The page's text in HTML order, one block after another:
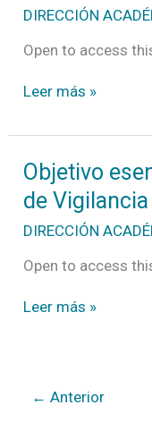
DIRECCIÓN
Open to access
los
Riesgos
de
Leer más »
Objetivo
de
DIRECCIÓN
Open to access
Objetivo
esencial
de
servicios
de
Vigilancia
Seguridad
Leer más »
← Anterior